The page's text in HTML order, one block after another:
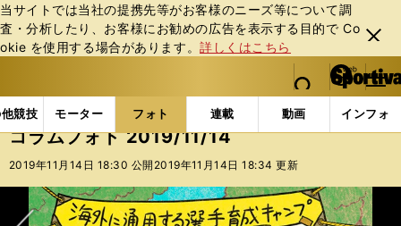
当サイトでは当社の提携先等がお客様のニーズ等について調
査・分析したり、お客様にお勧めの広告を表⽰する⽬的で Co
okie を使⽤する場合があります。詳しくはこちら
閉じ
る
web Sportiva (webスポルティーバ)
検索
マイペ
ー
ジ
メニュ
競技 モーター フォト 連載 動画 インフォ
b
ス
ポ
ル
ィ
ー
フォトギャラリー コラムフォト コラムフォト
コラムフォト 2019/11/14
2019年11月14日 18:30 公開 2019年11月14日 18:34 更新